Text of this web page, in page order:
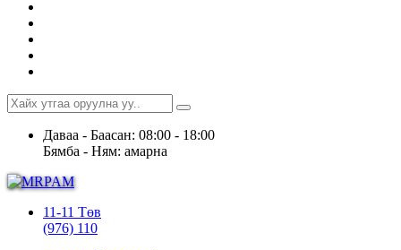
Даваа - Баасан: 08:00 - 18:00
Бямба - Ням: амарна
11-11 Төв
(976) 110